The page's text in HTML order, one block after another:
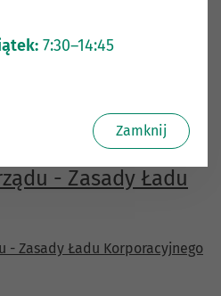
- Zasady Ładu
- Zasady Ładu Korporacyjnego
7:30–14:45
Zamknij